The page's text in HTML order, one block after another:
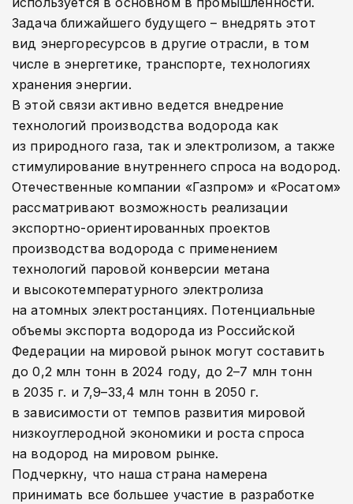
Задача ближайшего будущего – внедрять этот
вид энергоресурсов в другие отрасли, в том
числе в энергетике, транспорте, технологиях
хранения энергии.
В этой связи активно ведется внедрение
технологий производства водорода как
из природного газа, так и электролизом, а также
стимулирование внутреннего спроса на водород.
Отечественные компании «Газпром» и «Росатом»
рассматривают возможность реализации
экспортно-­ориентированных проектов
производства водорода с применением
технологий паровой конверсии метана
и высокотемпературного электролиза
на атомных электростанциях. Потенциальные
объемы экспорта водорода из Российской
Федерации на мировой рынок могут составить
до 0,2 млн тонн в 2024 году, до 2–7 млн тонн
в 2035 г. и 7,9–33,4 млн тонн в 2050 г.
в зависимости от темпов развития мировой
низкоуглеродной экономики и роста спроса
на водород на мировом рынке.
Подчеркну, что наша страна намерена
принимать все большее участие в разработке